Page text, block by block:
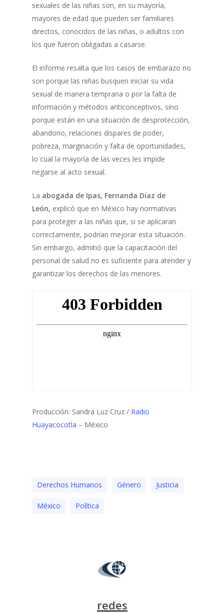
sexuales de las niñas son, en su mayoría,
mayores de edad que pueden ser familiares
directos, conocidos de las niñas, o adultos con
los que fueron obligadas a casarse.
El informe resalta que los casos de embarazo no
son porque las niñas busquen iniciar su vida
sexual de manera temprana o por la falta de
información y métodos anticonceptivos, sino
porque están en una situación de desprotección,
abandono, relaciones dispares de poder,
pobreza, marginación y falta de oportunidades,
lo cual la mayoría de las veces les impide
negarse al acto sexual.
La abogada de Ipas, Fernanda Díaz de
León, explicó que en México hay normativas
para proteger a las niñas que, si se aplicaran
correctamente, podrían mejorar esta situación.
Sin embargo, admitió que la capacitación del
personal de salud no es suficiente para atender y
garantizar los derechos de las menores.
Producción: Sandra Luz Cruz / Radio
Huayacocotla – México
Derechos Humanos Género Justicia
México Polí­tica
redes